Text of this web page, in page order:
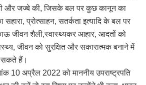
और जज्बे की, जिसके बल पर कुछ कानून का
प्रोत्साहन, सतर्कता इत्यादि के बल पर
जीवन शैली,स्वास्थ्यकर आहार, आदतों को
जीवन को सुरक्षित और सकारात्मक बनाने में
सकते हैं।
10 अप्रैल 2022 को माननीय उपराष्ट्रपति